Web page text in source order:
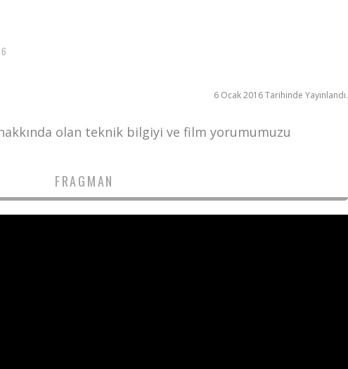
6 Ocak 2016 Tarihinde Yayınlandı.
olan teknik bilgiyi ve film yorumumuzu
FRAGMAN